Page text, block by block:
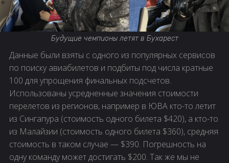
Будущие чемпионы летят в Бухарест
Данные были взяты с одного из популярных сервисов
по поиску авиабилетов и подбиты под числа кратные
100 для упрощения финальных подсчетов.
Использованы усредненные значения стоимости
перелетов из регионов, например в ЮВА кто-то летит
из Сингапура (стоимость одного билета $420), а кто-то
из Малайзии (стоимость одного билета $360), средняя
стоимость в таком случае — $390. Погрешность на
одну команду может достигать $200. Так же мы не